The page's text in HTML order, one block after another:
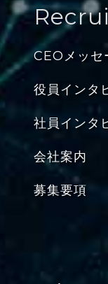
CEOメッセ
役員インタ
社員インタ
会社案内
募集要項